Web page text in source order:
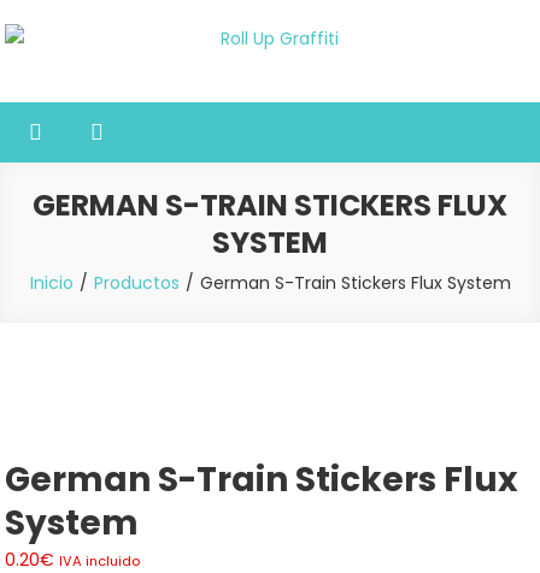
al
artes
GERMAN S-TRAIN STICKERS FLUX
SYSTEM
Inicio Productos German S-Train Stickers Flux System
German S-Train Stickers Flux
System
0.20€ IVA incluido